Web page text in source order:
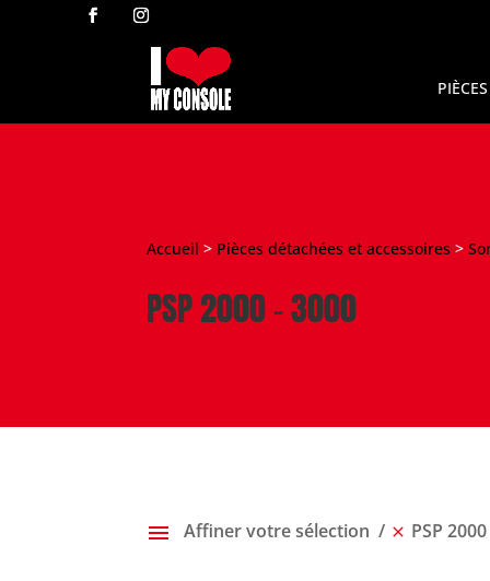
Accueil > Pièces détachées et accessoires >
PSP 2000 - 3000
Affiner votre sélection PSP